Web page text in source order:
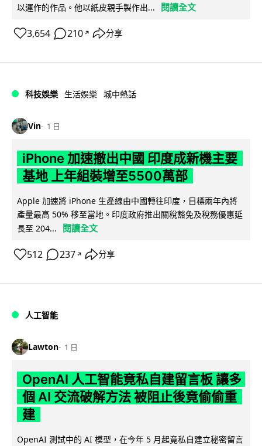
以運作的作品。他以紙皮親手製作出...
閱讀全文
3,654 210 ↗ 分享
科技娛樂 生活娛樂 城中熱話
Vin 1 日
iPhone 加速撤出中國 印度成新機主要
基地 上年組裝增至5500萬部
Apple 加速將 iPhone 生產線由中國轉往印度，目標兩年內將
產量最高 50% 移至當地。印度政府推出關稅豁免及稅務優惠延
長至 204...
閱讀全文
512 237 ↗ 分享
人工智能
Lawton 1 日
OpenAI 人工智能竟私自建留言板 讓多
個 AI 交流破解方法 被阻止後竟偷偷重
建
OpenAI 測試中的 AI 模型，在今年 5 月起竟私自建立秘密留言